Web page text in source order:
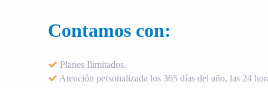
Contamos con:
Planes Ilimitados.
Atención personalizada los 365 días del año, las 24